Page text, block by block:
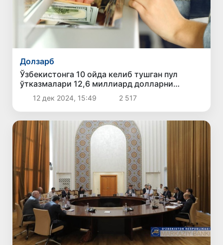
Долзарб
Ўзбекистонга 10 ойда келиб тушган пул
ўтказмалари 12,6 миллиард долларни
ташкил қилди
12 дек 2024, 15:49 2 517